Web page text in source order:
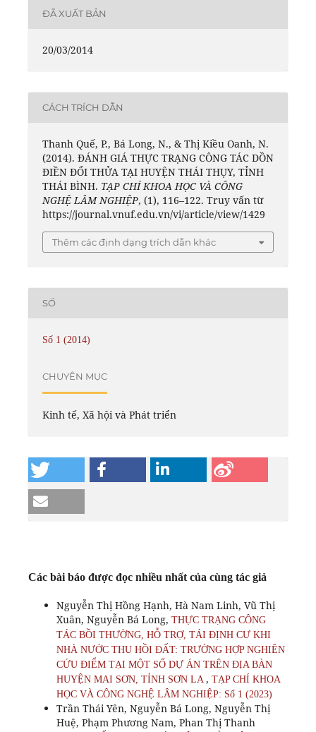
ĐÃ XUẤT BẢN
20/03/2014
CÁCH TRÍCH DẪN
Thanh Quế, P., Bá Long, N., & Thị Kiều Oanh, N.
(2014). ĐÁNH GIÁ THỰC TRẠNG CÔNG TÁC DỒN
ĐIỀN ĐỔI THỬA TẠI HUYỆN THÁI THỤY, TỈNH
THÁI BÌNH. TẠP CHÍ KHOA HỌC VÀ CÔNG
NGHỆ LÂM NGHIỆP, (1), 116–122. Truy vấn từ
https://journal.vnuf.edu.vn/vi/article/view/1429
Thêm các định dạng trích dẫn khác
SỐ
Số 1 (2014)
CHUYÊN MỤC
Kinh tế, Xã hội và Phát triển
Các bài báo được đọc nhiều nhất của cùng tác giả
Nguyễn Thị Hồng Hạnh, Hà Nam Linh, Vũ Thị
Xuân, Nguyễn Bá Long, THỰC TRẠNG CÔNG
TÁC BỒI THƯỜNG, HỖ TRỢ, TÁI ĐỊNH CƯ KHI
NHÀ NƯỚC THU HỒI ĐẤT: TRƯỜNG HỢP NGHIÊN
CỨU ĐIỂM TẠI MỘT SỐ DỰ ÁN TRÊN ĐỊA BÀN
HUYỆN MAI SƠN, TỈNH SƠN LA , TẠP CHÍ KHOA
HỌC VÀ CÔNG NGHỆ LÂM NGHIỆP: Số 1 (2023)
Trần Thái Yên, Nguyễn Bá Long, Nguyễn Thị
Huệ, Phạm Phương Nam, Phan Thị Thanh